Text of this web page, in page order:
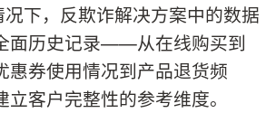
下，反欺诈解决方案中的数据
面历史记录——从在线购买到
惠券使用情况到产品退货频
客户完整性的参考维度。